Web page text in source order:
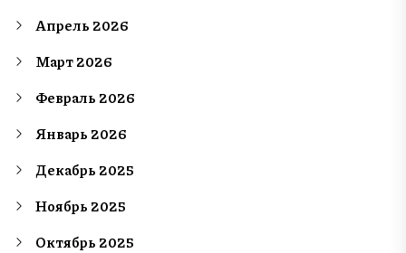
Апрель 2026
Март 2026
Февраль 2026
Январь 2026
Декабрь 2025
Ноябрь 2025
Октябрь 2025